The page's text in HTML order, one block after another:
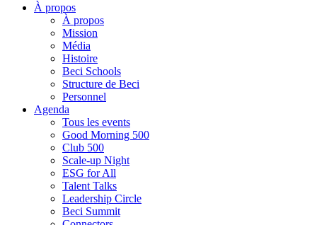
À propos
À propos
Mission
Média
Histoire
Beci Schools
Structure de Beci
Personnel
Agenda
Tous les events
Good Morning 500
Club 500
Scale-up Night
ESG for All
Talent Talks
Leadership Circle
Beci Summit